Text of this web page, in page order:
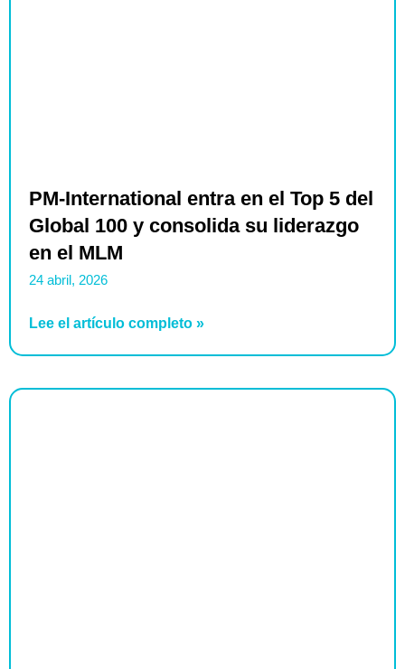
PM-International entra en el Top 5 del
Global 100 y consolida su liderazgo
en el MLM
24 abril, 2026
Lee el artículo completo »